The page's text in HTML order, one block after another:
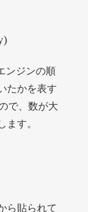
齢
ンジンの順
たかを表す
で、数が大
ます。
ら貼られて